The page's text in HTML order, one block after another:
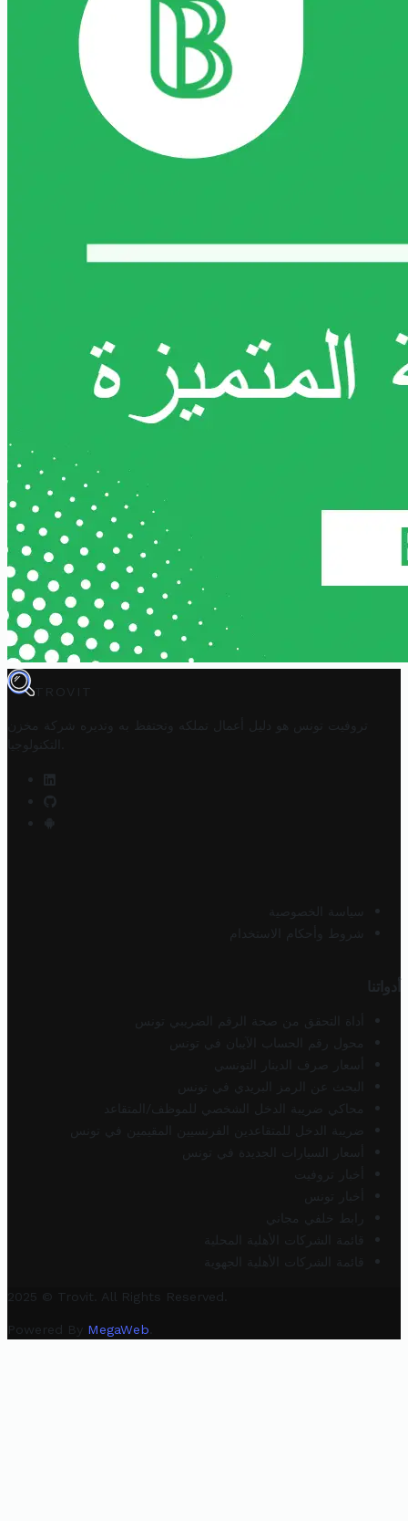
TROVIT
تروفيت تونس هو دليل أعمال تملكه وتحتفظ به وتديره
شركة مخزن
التكنولوجيا
سياسة الخصوصية
شروط وأحكام الاستخدام
أدواتنا
أداة التحقق من صحة الرقم الضريبي تونس
محول رقم الحساب الآيبان في تونس
أسعار صرف الدينار التونسي
البحث عن الرمز البريدي في تونس
محاكي ضريبة الدخل الشخصي للموظف/المتقاعد
ضريبة الدخل للمتقاعدين الفرنسيين المقيمين في تونس
أسعار السيارات الجديدة في تونس
أخبار تروفيت
أخبار تونس
رابط خلفي مجاني
قائمة الشركات الأهلية المحلية
قائمة الشركات الأهلية الجهوية
2025 © Trovit. All Rights Reserved.
Powered By MegaWeb